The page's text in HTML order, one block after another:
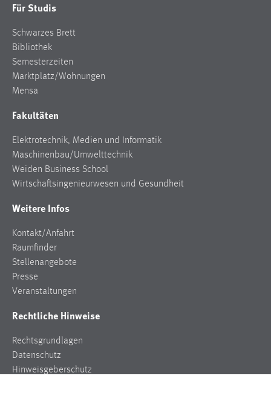
Für Studis
Schwarzes Brett
Bibliothek
Semesterzeiten
Marktplatz/Wohnungen
Mensa
Fakultäten
Elektrotechnik, Medien und Informatik
Maschinenbau/Umwelttechnik
Weiden Business School
Wirtschaftsingenieurwesen und Gesundheit
Weitere Infos
Kontakt/Anfahrt
Raumfinder
Stellenangebote
Presse
Veranstaltungen
Rechtliche Hinweise
Rechtsgrundlagen
Datenschutz
Hinweisgeberschutz